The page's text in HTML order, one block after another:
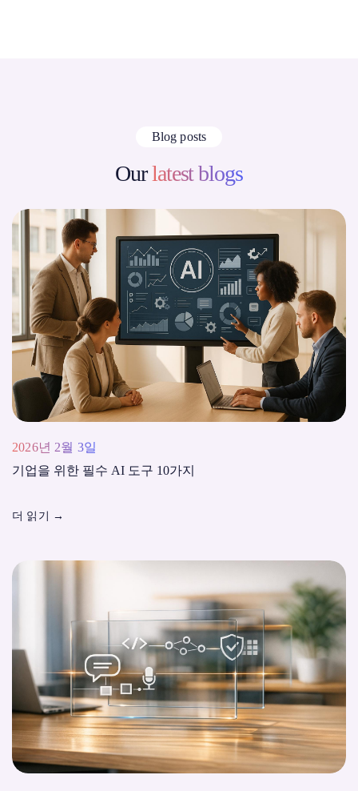
Blog posts
Ourlatest blogs
2026년 2월 3일
기업을 위한 필수 AI 도구 10가지
더 읽기 →